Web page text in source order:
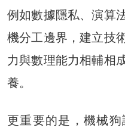
例如數據隱私、演算
機分工邊界，建立技
力與數理能力相輔相
養。
更重要的是，機械